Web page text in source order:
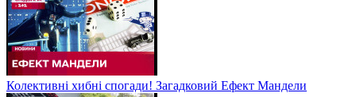
Колективні хибні спогади! Загадковий Ефект Мандели